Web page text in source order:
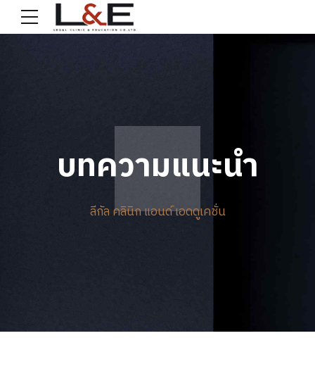
บทความแนะนำ
ลีกัล คลินิก แอนด์ เอดดูเคชั่น